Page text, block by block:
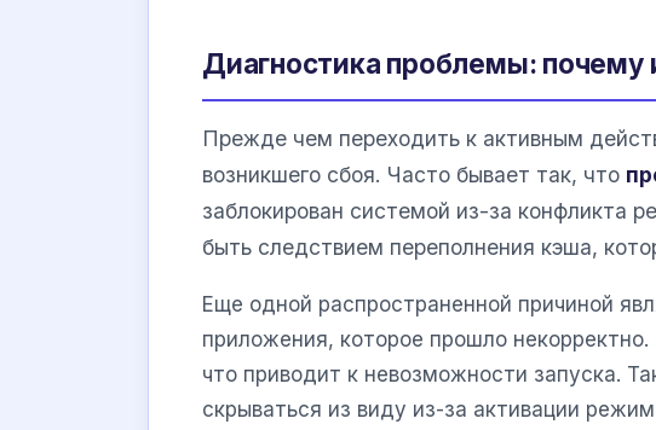
Диагностика проблемы: почему
Прежде чем переходить к активным
возникшего сбоя. Часто бывает так, что
заблокирован системой из-за конфликта
быть следствием переполнения кэша,
Еще одной распространенной причиной
приложения, которое прошло некорректно.
что приводит к невозможности запуска.
скрываться из виду из-за активации